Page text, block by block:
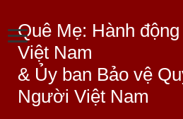
Quê Mẹ: Hành
Việt Nam
& Ủy ban Bảo vệ
Người Việt Nam